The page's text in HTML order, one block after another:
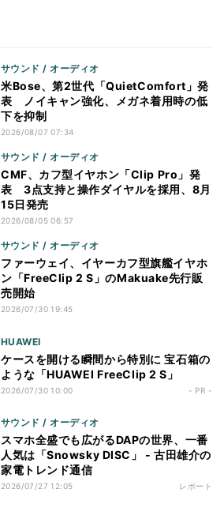
サウンド / オーディオ
米Bose、第2世代「QuietComfort」発
表 ノイキャン強化、メガネ着用時の低
下を抑制
2026/08/07 07:34
サウンド / オーディオ
CMF、カフ型イヤホン「Clip Pro」発
表 3点支持と操作ダイヤルを採用、8月
15日発売
2026/08/05 06:57
サウンド / オーディオ
ファーウェイ、イヤーカフ型旗艦イヤホ
ン「FreeClip 2 S」のMakuake先行販
売開始
2026/07/30 19:45
HUAWEI
ケースを開ける瞬間から特別に 宝石箱の
ような「HUAWEI FreeClip 2 S」
2026/07/30 10:00 - PR -
サウンド / オーディオ
スマホ全盛でも広がるDAPの世界、一番
人気は「Snowsky DISC」 - 古田雄介の
家電トレンド通信
2026/07/27 12:05 レポート